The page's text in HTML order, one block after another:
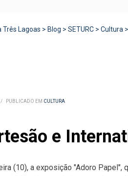
Três Lagoas > Blog > SETURC > Cultura >
/ PUBLICADO EM CULTURA
e
(10), a exposição "Adoro